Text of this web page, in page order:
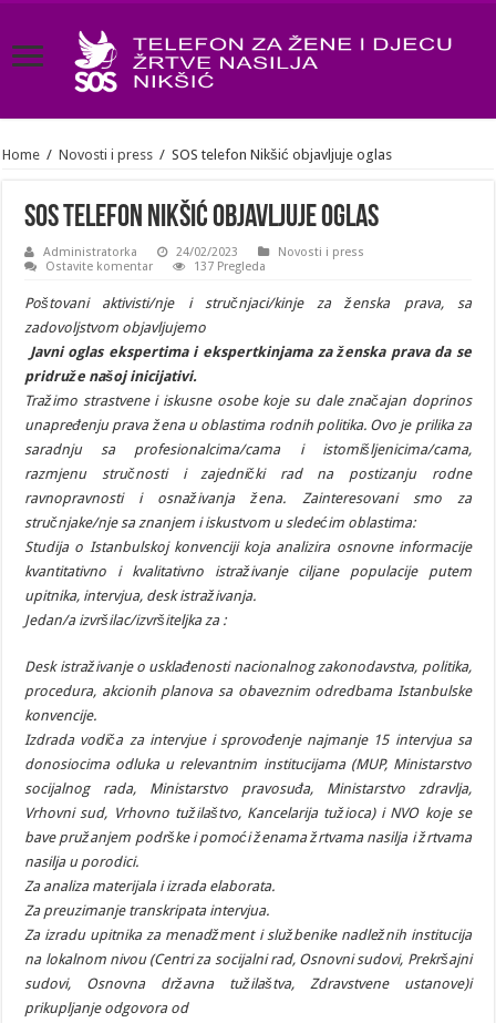
Home / Novosti i press / SOS telefon Nikšić objavljuje oglas
SOS telefon Nikšić objavljuje oglas
Administratorka 24/02/2023
Novosti i press
Ostavite komentar
137 Pregleda
Poštovani aktivisti/nje i stručnjaci/kinje za ženska prava, sa
zadovoljstvom objavljujemo
Javni oglas ekspertima i ekspertkinjama za ženska prava da se
pridruže našoj inicijativi.
Tražimo strastvene i iskusne osobe koje su dale značajan doprinos
unapređenju prava žena u oblastima rodnih politika. Ovo je prilika za
saradnju sa profesionalcima/cama i istomišljenicima/cama,
razmjenu stručnosti i zajednički rad na postizanju rodne
ravnopravnosti i osnaživanja žena. Zainteresovani smo za
stručnjake/nje sa znanjem iiskustvom u sledećim oblastima:
Studija o Istanbulskoj konvenciji koja analizira osnovne informacije
kvantitativno i kvalitativno istraživanje ciljane populacije putem
upitnika, intervjua, desk istraživanja.
Jedan/a izvršilac/izvršiteljka za :
Desk istraživanje o usklađenosti nacionalnog zakonodavstva, politika,
procedura, akcionih planova sa obaveznim odredbama Istanbulske
konvencije.
Izdrada vodiča za intervjue i sprovođenje najmanje 15 intervjua sa
donosiocima odluka u relevantnim institucijama (MUP, Ministarstvo
socijalnog rada, Ministarstvo pravosuđa, Ministarstvo zdravlja,
Vrhovni sud, Vrhovno tužilaštvo, Kancelarija tužioca) i NVO koje se
bave pružanjem podrške ipomoći ženama žrtvama nasilja i žrtvama
nasilja u porodici.
Za analiza materijala i izrada elaborata.
Za preuzimanje transkripata intervjua.
Za izradu upitnika za menadžment i službenike nadležnih institucija
na lokalnom nivou (Centri za socijalni rad, Osnovni sudovi, Prekršajni
sudovi, Osnovna državna tužilaštva, Zdravstvene ustanove)i
prikupljanje odgovora od